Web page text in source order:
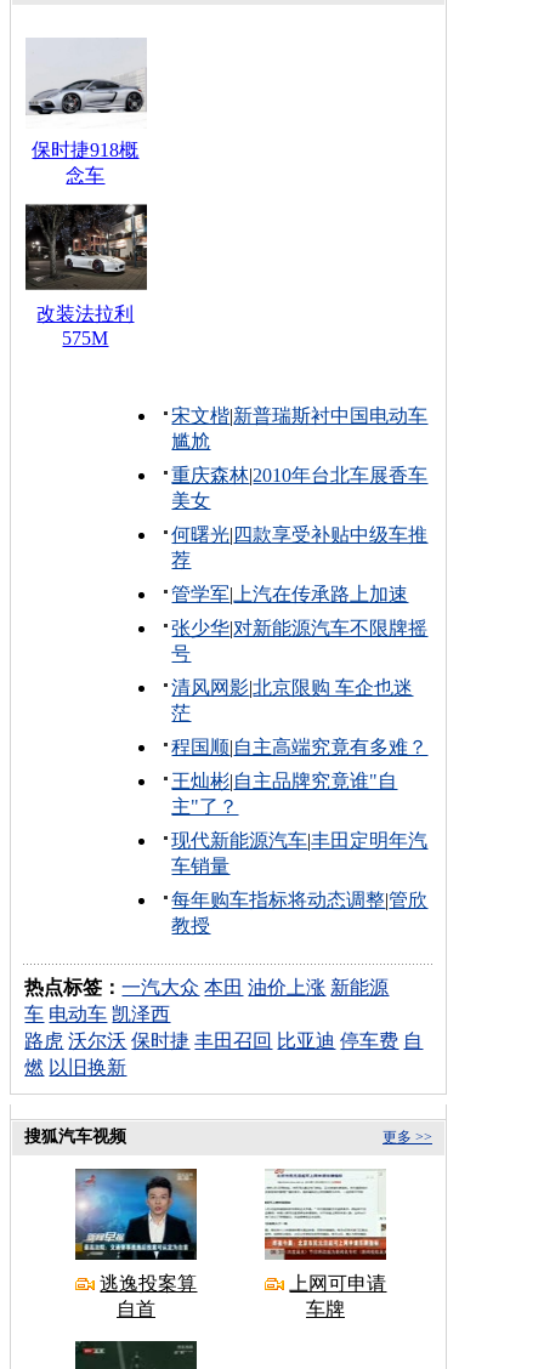
保时捷918概
念车
改装法拉利
575M
宋文楷|新普瑞斯衬中国电动车
尴尬
重庆森林|2010年台北车展香车
美女
何曙光| 四款享受补贴中级车推
荐
管学军| 上汽在传承路上加速
张少华|对新能源汽车不限牌摇
号
清风网影|北京限购 车企也迷
茫
程国顺|自主高端究竟有多难？
王灿彬|自主品牌究竟谁"自
主"了？
现代新能源汽车|丰田定明年汽
车销量
每年购车指标将动态调整|管欣
教授
热点标签：一汽大众 本田 油价上涨 新能源
车 电动车 凯泽西
路虎 沃尔沃 保时捷 丰田召回 比亚迪 停车费 自
燃 以旧换新
更多 >>
搜狐汽车视频
逃逸投案算
自首
上网可申请
车牌